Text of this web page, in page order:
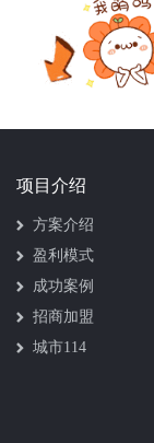
项目介绍
方案介绍
盈利模式
成功案例
招商加盟
城市114